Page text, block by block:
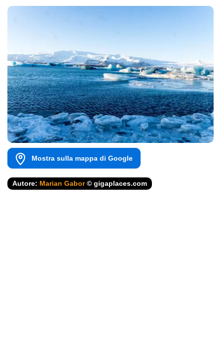
Mostra sulla mappa di Google
Autore: Marian Gabor© gigaplaces.com